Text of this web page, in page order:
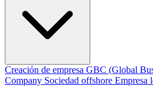
Creación de empresa GBC (Global
Company Sociedad offshore Empresa